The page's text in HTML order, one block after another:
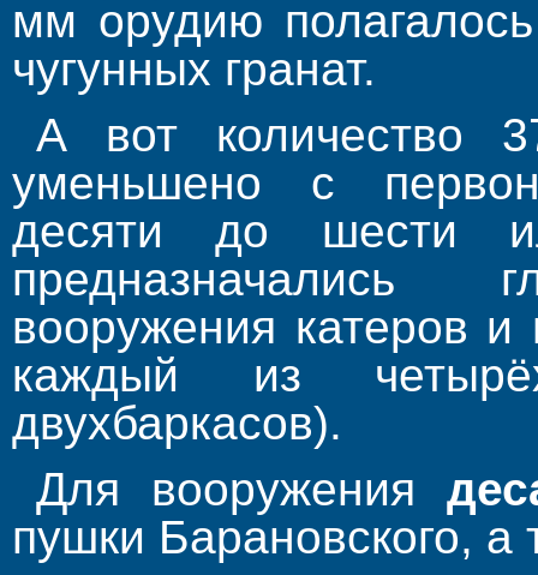
мм орудию
чугунных гранат.
А вот количество
уменьшено с
десяти до шести
вооружения катеров
каждый из
двухбаркасов).
Для вооружения
пушки Барановского,